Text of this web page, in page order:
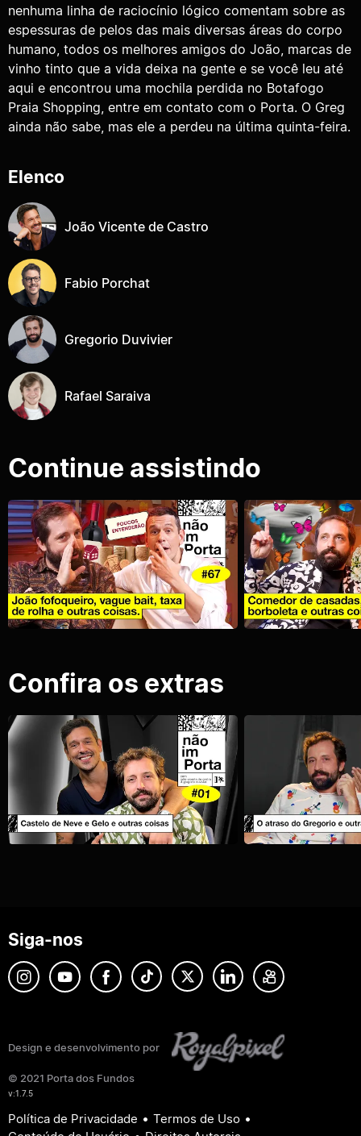
nenhuma linha de raciocínio lógico comentam sobre as
espessuras de pelos das mais diversas áreas do corpo
humano, todos os melhores amigos do João, marcas de
vinho tinto que a vida deixa na gente e se você leu até
aqui e encontrou uma mochila perdida no Botafogo
Praia Shopping, entre em contato com o Porta. O Greg
ainda não sabe, mas ele a perdeu na última quinta-feira.
Elenco
João Vicente de Castro
Fabio Porchat
Gregorio Duvivier
Rafael Saraiva
Continue assistindo
Confira os extras
Siga-nos
Design e desenvolvimento por
© 2021 Porta dos Fundos
v:1.7.5
Política de Privacidade • Termos de Uso •